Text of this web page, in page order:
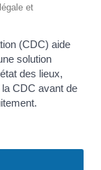
et
(CDC) aide
solution
des lieux,
CDC avant de